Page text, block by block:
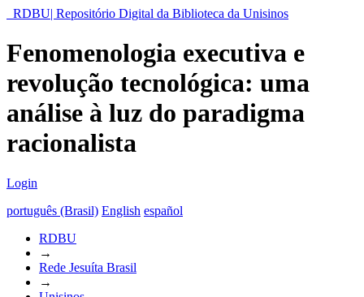
RDBU| Repositório Digital da Biblioteca da Unisinos
Fenomenologia executiva e
revolução tecnológica: uma
análise à luz do paradigma
racionalista
Login
português (Brasil) English español
RDBU
→
Rede Jesuíta Brasil
→